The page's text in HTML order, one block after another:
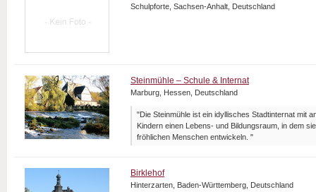
Schulpforte, Sachsen-Anhalt, Deutschland
Steinmühle – Schule & Internat
Marburg, Hessen, Deutschland
"Die Steinmühle ist ein idyllisches Stadtinternat mit
Kindern einen Lebens- und Bildungsraum, in dem
fröhlichen Menschen entwickeln. "
Birklehof
Hinterzarten, Baden-Württemberg, Deutschland